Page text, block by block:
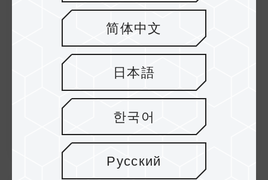
von Geschwindigkeit mit verbessert...
简体中文
日本語
한국어
Русский